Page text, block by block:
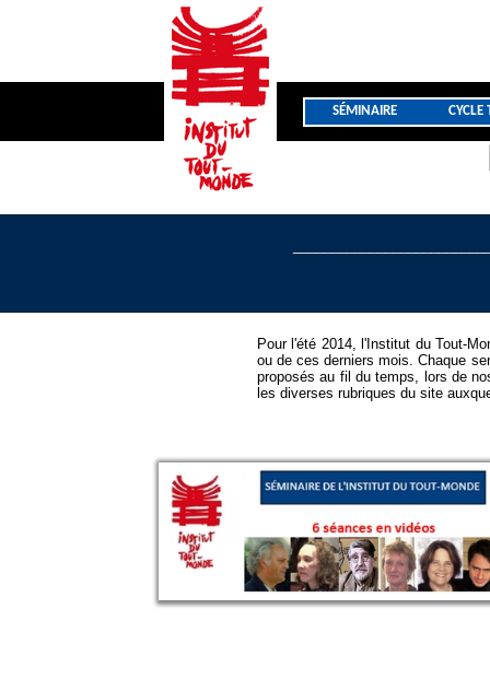
Pour l'été 2014, l'Institut du Tout-
ou de ces derniers mois. Chaque
proposés au fil du temps, lors de
les diverses rubriques du site
SÉMINAIRE CYCLE